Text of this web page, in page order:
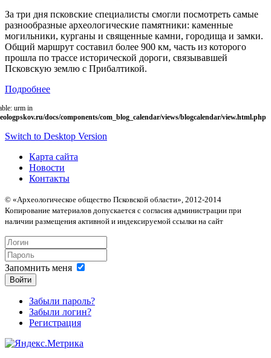
За три дня псковские специалисты смогли посмотреть самые
разнообразные археологические памятники: каменные
могильники, курганы и священные камни, городища и замки.
Общий маршрут составил более 900 км, часть из которого
прошла по трассе исторической дороги, связывавшей
Псковскую землю с Прибалтикой.
Подробнее
urm in
docs/components/com_blog_calendar/views/blogcalendar/view.html.php
Switch to Desktop Version
Карта сайта
Новости
Контакты
© «Археологическое общество Псковской области», 2012-2014
Копирование материалов допускается с согласия администрации при
наличии размещения активной и индексируемой ссылки на сайт
Запомнить меня
Войти
Забыли пароль?
Забыли логин?
Регистрация